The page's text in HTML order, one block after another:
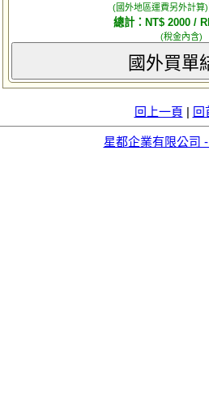
(國外地區運費另外計算)
總計：NT$ 2000 /
(稅金內含)
國外買單
回上一頁 | 回
星都企業有限公司